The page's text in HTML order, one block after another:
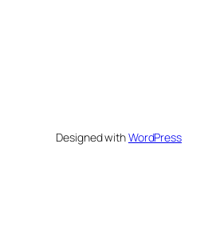
Designed withWordPress